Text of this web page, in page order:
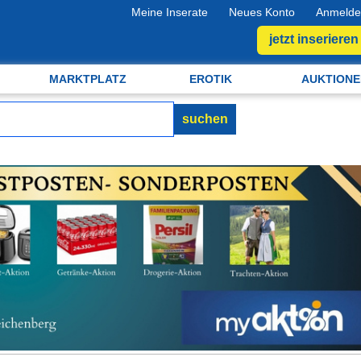
Meine Inserate Neues Konto
jetzt inserieren
MARKTPLATZ EROTIK
suchen